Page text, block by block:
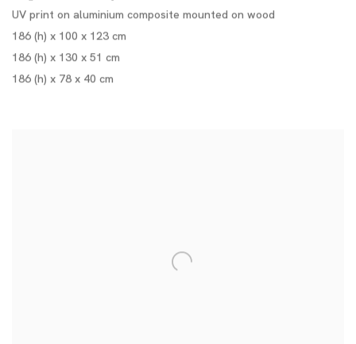
UV print on aluminium composite mounted on wood
186 (h) x 100 x 123 cm
186 (h) x 130 x 51 cm
186 (h) x 78 x 40 cm